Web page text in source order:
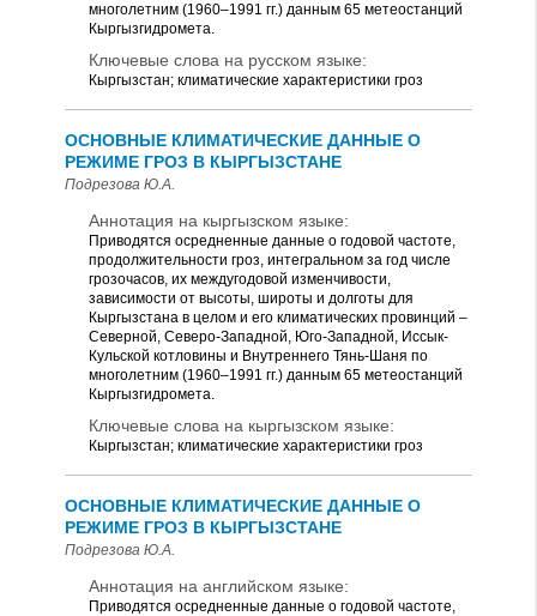
многолетним (1960–1991 гг.) данным 65 метеостанций
Кыргызгидромета.
Ключевые слова на русском языке:
Кыргызстан; климатические характеристики гроз
ОСНОВНЫЕ КЛИМАТИЧЕСКИЕ ДАННЫЕ О
РЕЖИМЕ ГРОЗ В КЫРГЫЗСТАНЕ
Подрезова Ю.А.
Аннотация на кыргызском языке:
Приводятся осредненные данные о годовой частоте,
продолжительности гроз, интегральном за год числе
грозочасов, их междугодовой изменчивости,
зависимости от высоты, широты и долготы для
Кыргызстана в целом и его климатических провинций –
Северной, Северо-Западной, Юго-Западной, Иссык-
Кульской котловины и Внутреннего Тянь-Шаня по
многолетним (1960–1991 гг.) данным 65 метеостанций
Кыргызгидромета.
Ключевые слова на кыргызском языке:
Кыргызстан; климатические характеристики гроз
ОСНОВНЫЕ КЛИМАТИЧЕСКИЕ ДАННЫЕ О
РЕЖИМЕ ГРОЗ В КЫРГЫЗСТАНЕ
Подрезова Ю.А.
Аннотация на английском языке:
Приводятся осредненные данные о годовой частоте,